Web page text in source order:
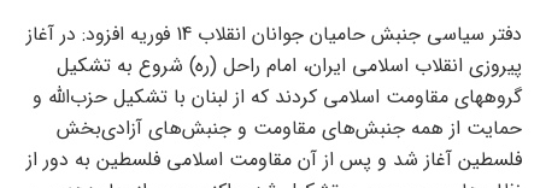
دفتر سیاسی جنبش حامیان جوانان انقلاب 14 فوریه افزود: در آغاز
پیروزی انقلاب اسلامی ایران، امام راحل (ره) شروع به تشکیل
گروههای مقاومت اسلامی کردند که از لبنان با تشکیل حزب‌الله و
حمایت از همه جنبش‌های مقاومت و جنبش‌های آزادی‌بخش
فلسطین آغاز شد و پس از آن مقاومت اسلامی فلسطین به دور از